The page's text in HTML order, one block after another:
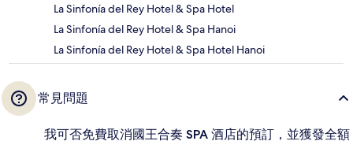
La Sinfonía del Rey Hotel & Spa Hotel
La Sinfonía del Rey Hotel & Spa Hanoi
La Sinfonía del Rey Hotel & Spa Hotel Hanoi
常見問題
我可否免費取消國王合奏 SPA 酒店的預訂，並獲發全額